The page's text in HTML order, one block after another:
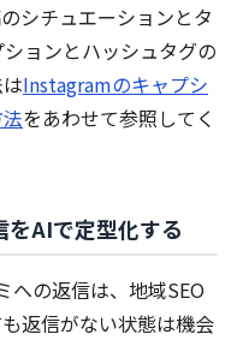
シチュエーションとタ
ョンとハッシュタグの
Instagramのキャプシ
をあわせて参照してく
AIで定型化する
の返信は、地域SEO
返信がない状態は機会